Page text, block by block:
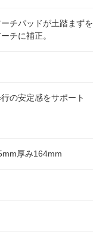
チパッドが土踏まずを
チに補正。
の安定感をサポート
厚み164mm